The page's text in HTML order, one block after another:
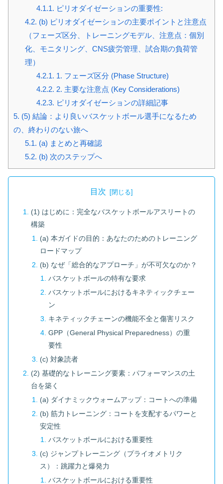
4.1.1. ピリオダイゼーションの重要性:
4.2. (b) ピリオダイゼーションの主要ポイントと注意点
（フェーズ区分、トレーニングモデル、注意点：個別
化、モニタリング、CNS疲労管理、試合期の負荷管
理）
4.2.1. 1. フェーズ区分 (Phase Structure)
4.2.2. 2. 主要な注意点 (Key Considerations)
4.2.3. ピリオダイゼーションの詳細記事
5. (5) 結論：より良いバスケットボール選手になるため
の、終わりのない旅へ
5.1. (a) まとめと再確認
5.2. (b) 次のステップへ
目次
(1) はじめに：完全なバスケットボールアスリートの
構築
(a) 本ガイドの目的：あなたのためのトレーニング
ロードマップ
(b) なぜ「総合的なアプローチ」が不可欠なのか？
バスケットボールの特有な要求
バスケットボールにおけるキネティックチェー
ン
キネティックチェーンの機能不全と傷害リスク
GPP（General Physical Preparedness）の重
要性
(c) 対象読者
(2) 基礎的なトレーニング要素：パフォーマンスの土
台を築く
(a) ダイナミックウォームアップ：コートへの準備
(b) 筋力トレーニング：コートを支配するパワーと
安定性
バスケットボールにおける重要性
(c) ジャンプトレーニング（プライオメトリク
ス）：跳躍力と爆発力
バスケットボールにおける重要性